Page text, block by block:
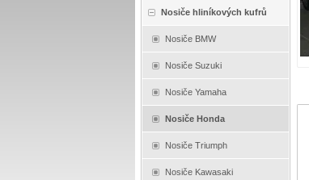
Nosiče hliníkových kufrů
Nosiče BMW
Nosiče Suzuki
Nosiče Yamaha
Nosiče Honda
Nosiče Triumph
Nosiče Kawasaki